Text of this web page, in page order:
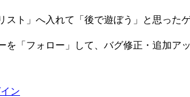
スト」へ入れて「後で遊ぼう」と思った
を「フォロー」して、バグ修正・追加ア
ン